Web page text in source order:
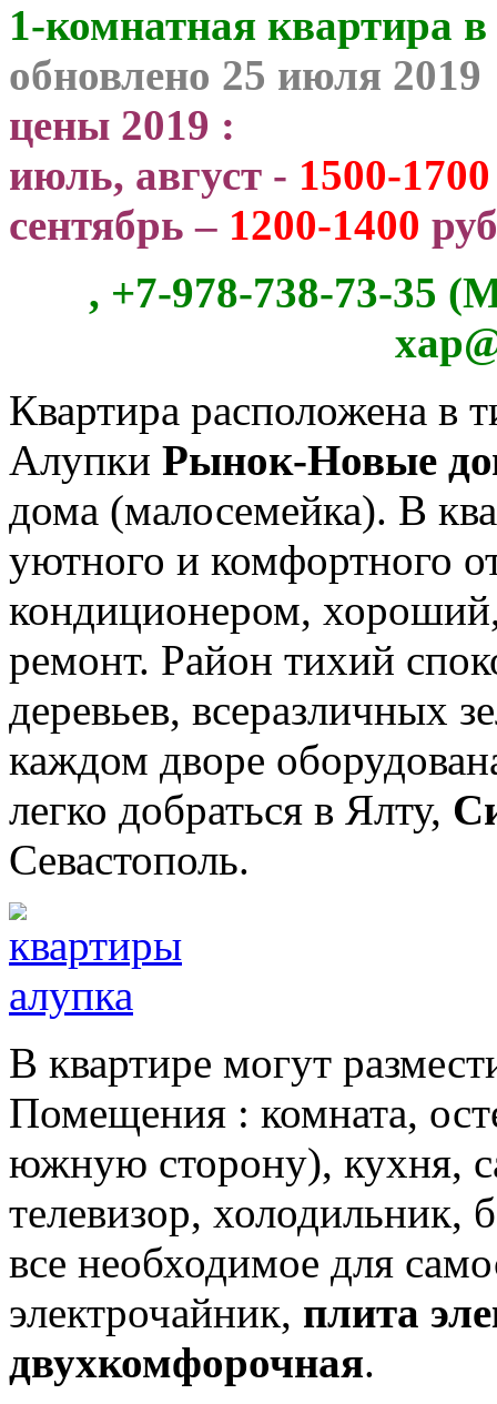
1-комнатная квартира
обновлено 25 июля 2019
цены 2019 :
июль, август - 1500-1700
сентябрь – 1200-1400
, +7-978-738-73-35
Квартира расположена в
Алупки Рынок-Новые
дома (малосемейка). В
уютного и комфортного
кондиционером,
ремонт. Район тихий
деревьев, всеразличных
каждом дворе
легко добраться в Ялту,
Севастополь.
В квартире могут
Помещения : комната,
южную сторону), кухня,
телевизор, холодильник,
все необходимое для
электрочайник, плита
двухкомфорочная.